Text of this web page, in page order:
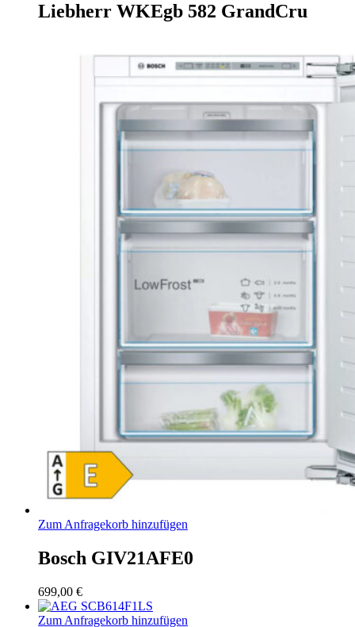
Liebherr WKEgb 582 GrandCru
Zum Anfragekorb hinzufügen
Bosch GIV21AFE0
699,00 €
Zum Anfragekorb hinzufügen